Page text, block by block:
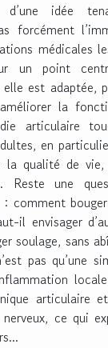
idée
forcément
médicales
un point
elle est adaptée,
la
articulaire
en
la qualité de
Reste une
comment
il envisager
soulage, sans
pas qu’une
articulaire
ce qui